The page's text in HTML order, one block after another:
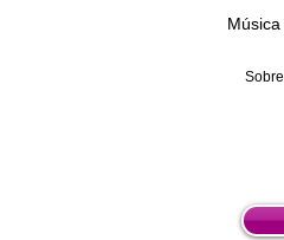
Música
Sobre